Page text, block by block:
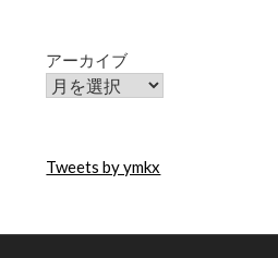
アーカイブ
Tweets by ymkx